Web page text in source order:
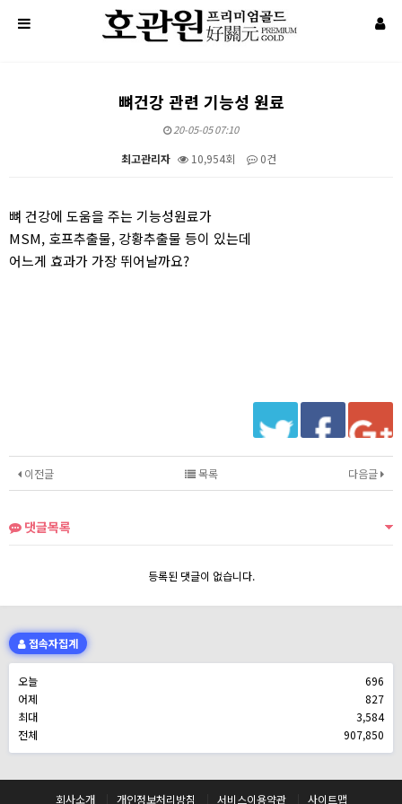
뼈건강 관련 기능성 원료
20-05-05 07:10
최고관리자 10,954회 0건
뼈 건강에 도움을 주는 기능성원료가
MSM, 호프추출물, 강황추출물 등이 있는데
어느게 효과가 가장 뛰어날까요?
이전글 다음글
목록
댓글목록
등록된 댓글이 없습니다.
접속자집계
오늘
696
어제
827
최대
3,584
전체
907,850
회사소개 개인정보처리방침 서비스이용약관 사이트맵